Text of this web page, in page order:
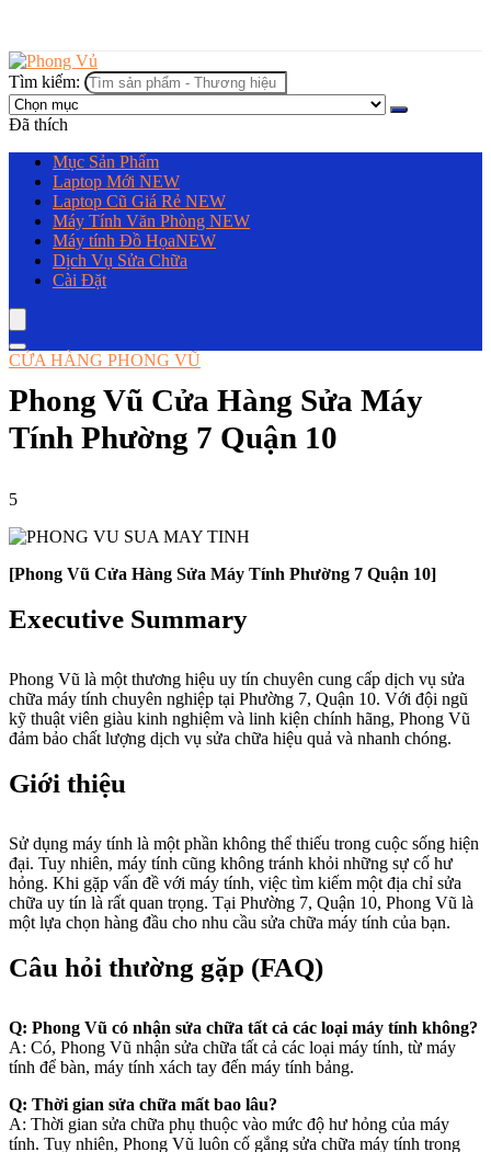
Tìm kiếm:
Đã thích
Mục Sản Phẩm
Laptop Mới NEW
Laptop Cũ Giá Rẻ NEW
Máy Tính Văn Phòng NEW
Máy tính Đồ HọaNEW
Dịch Vụ Sửa Chữa
Cài Đặt
CỬA HÀNG PHONG VŨ
Phong Vũ Cửa Hàng Sửa Máy
Tính Phường 7 Quận 10
5
[Phong Vũ Cửa Hàng Sửa Máy Tính Phường 7 Quận 10]
Executive Summary
Phong Vũ là một thương hiệu uy tín chuyên cung cấp dịch vụ sửa
chữa máy tính chuyên nghiệp tại Phường 7, Quận 10. Với đội ngũ
kỹ thuật viên giàu kinh nghiệm và linh kiện chính hãng, Phong Vũ
đảm bảo chất lượng dịch vụ sửa chữa hiệu quả và nhanh chóng.
Giới thiệu
Sử dụng máy tính là một phần không thể thiếu trong cuộc sống hiện
đại. Tuy nhiên, máy tính cũng không tránh khỏi những sự cố hư
hỏng. Khi gặp vấn đề với máy tính, việc tìm kiếm một địa chỉ sửa
chữa uy tín là rất quan trọng. Tại Phường 7, Quận 10, Phong Vũ là
một lựa chọn hàng đầu cho nhu cầu sửa chữa máy tính của bạn.
Câu hỏi thường gặp (FAQ)
Q: Phong Vũ có nhận sửa chữa tất cả các loại máy tính không?
A: Có, Phong Vũ nhận sửa chữa tất cả các loại máy tính, từ máy
tính để bàn, máy tính xách tay đến máy tính bảng.
Q: Thời gian sửa chữa mất bao lâu?
A: Thời gian sửa chữa phụ thuộc vào mức độ hư hỏng của máy
tính. Tuy nhiên, Phong Vũ luôn cố gắng sửa chữa máy tính trong